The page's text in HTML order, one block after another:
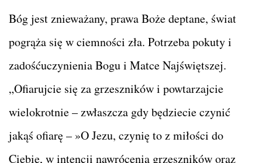
Bóg jest znieważany, prawa Boże deptane, świat
pogrąża się w ciemności zła. Potrzeba pokuty i
zadośćuczynienia Bogu i Matce Najświętszej.
„Ofiarujcie się za grzeszników i powtarzajcie
wielokrotnie – zwłaszcza gdy będziecie czynić
jakąś ofiarę – »O Jezu, czynię to z miłości do
Ciebie, w intencji nawrócenia grzeszników oraz